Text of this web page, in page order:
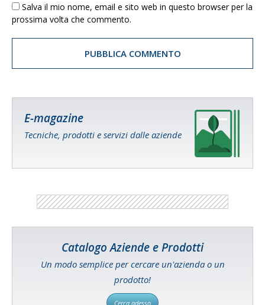
Salva il mio nome, email e sito web in questo browser per la
prossima volta che commento.
E-magazine
Tecniche, prodotti e servizi dalle aziende
Catalogo Aziende e Prodotti
Un modo semplice per cercare un'azienda o un
prodotto!
Cerca adesso